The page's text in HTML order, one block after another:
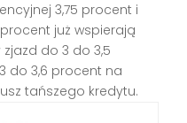
3,75 procent i
procent już wspierają
do 3 do 3,5
do 3,6 procent na
tańszego kredytu.